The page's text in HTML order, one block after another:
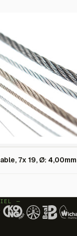
7x 19, Ø: 4,00mm
—